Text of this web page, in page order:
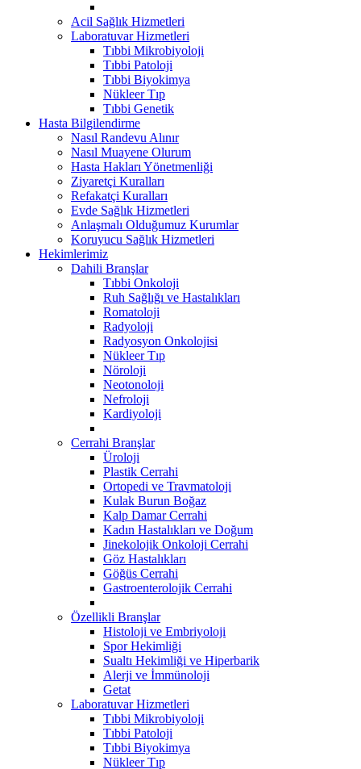
Acil Sağlık Hizmetleri
Laboratuvar Hizmetleri
Tıbbi Mikrobiyoloji
Tıbbi Patoloji
Tıbbi Biyokimya
Nükleer Tıp
Tıbbi Genetik
Hasta Bilgilendirme
Nasıl Randevu Alınır
Nasıl Muayene Olurum
Hasta Hakları Yönetmenliği
Ziyaretçi Kuralları
Refakatçi Kuralları
Evde Sağlık Hizmetleri
Anlaşmalı Olduğumuz Kurumlar
Koruyucu Sağlık Hizmetleri
Hekimlerimiz
Dahili Branşlar
Tıbbi Onkoloji
Ruh Sağlığı ve Hastalıkları
Romatoloji
Radyoloji
Radyosyon Onkolojisi
Nükleer Tıp
Nöroloji
Neotonoloji
Nefroloji
Kardiyoloji
Cerrahi Branşlar
Üroloji
Plastik Cerrahi
Ortopedi ve Travmatoloji
Kulak Burun Boğaz
Kalp Damar Cerrahi
Kadın Hastalıkları ve Doğum
Jinekolojik Onkoloji Cerrahi
Göz Hastalıkları
Göğüs Cerrahi
Gastroenterolojik Cerrahi
Özellikli Branşlar
Histoloji ve Embriyoloji
Spor Hekimliği
Sualtı Hekimliği ve Hiperbarik
Alerji ve İmmünoloji
Getat
Laboratuvar Hizmetleri
Tıbbi Mikrobiyoloji
Tıbbi Patoloji
Tıbbi Biyokimya
Nükleer Tıp